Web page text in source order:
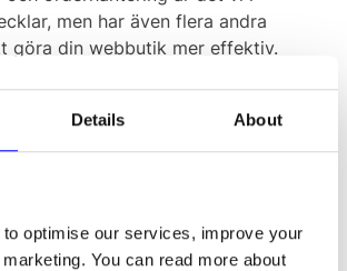
Details About
optimise our services, improve your
You can read more about
men har även flera andra
göra din webbutik mer effektiv.
plugin i samarbete med flera av
inom frakttjänster och
2010 och vi har jobbat med
sedan det lanserades 2011.